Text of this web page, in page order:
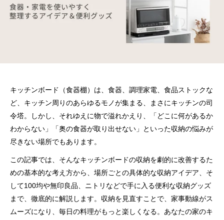
キッチンボード（食器棚）は、食器、調理家電、食品ストックな
ど、キッチン周りのあらゆるモノが集まる、まさにキッチンの司
令塔。しかし、それゆえに物で溢れかえり、「どこに何があるか
わからない」「奥の食器が取り出せない」といった収納の悩みが
尽きない場所でもあります。
この記事では、そんなキッチンボードの収納を劇的に改善するた
めの基本的な考え方から、場所ごとの具体的な収納アイデア、そ
して100均や無印良品、ニトリなどで手に入る便利な収納グッズ
まで、徹底的に解説します。収納を見直すことで、家事動線がス
ムーズになり、毎日の料理がもっと楽しくなる。あなたの家のキ